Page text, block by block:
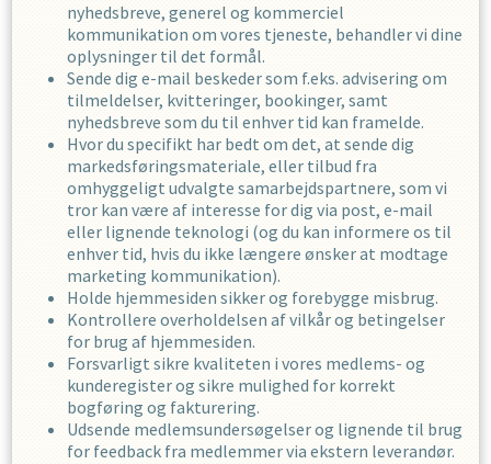
nyhedsbreve, generel og kommerciel
kommunikation om vores tjeneste, behandler vi dine
oplysninger til det formål.
Sende dig e-mail beskeder som f.eks. advisering om
tilmeldelser, kvitteringer, bookinger, samt
nyhedsbreve som du til enhver tid kan framelde.
Hvor du specifikt har bedt om det, at sende dig
markedsføringsmateriale, eller tilbud fra
omhyggeligt udvalgte samarbejdspartnere, som vi
tror kan være af interesse for dig via post, e-mail
eller lignende teknologi (og du kan informere os til
enhver tid, hvis du ikke længere ønsker at modtage
marketing kommunikation).
Holde hjemmesiden sikker og forebygge misbrug.
Kontrollere overholdelsen af ​​vilkår og betingelser
for brug af hjemmesiden.
Forsvarligt sikre kvaliteten i vores medlems- og
kunderegister og sikre mulighed for korrekt
bogføring og fakturering.
Udsende medlemsundersøgelser og lignende til brug
for feedback fra medlemmer via ekstern leverandør.